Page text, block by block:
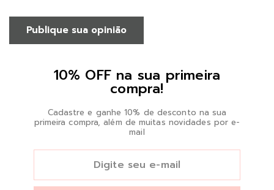
Publique sua opinião
10% OFF na sua primeira
compra!
Cadastre e ganhe 10% de desconto na sua
primeira compra, além de muitas novidades por e-
mail